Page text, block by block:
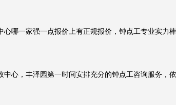
哪一家强一点报价上有正规报价，钟点工专业实力
心，丰泽园第一时间安排充分的钟点工咨询服务，